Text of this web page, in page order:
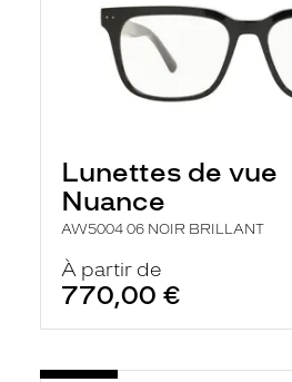
Lunettes de vue
Nuance
AW5004 06 NOIR BRILLANT
À partir de
770,00 €